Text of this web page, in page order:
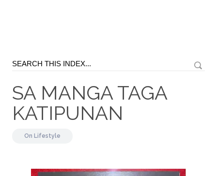
SA MANGA TAGA
KATIPUNAN
On Lifestyle